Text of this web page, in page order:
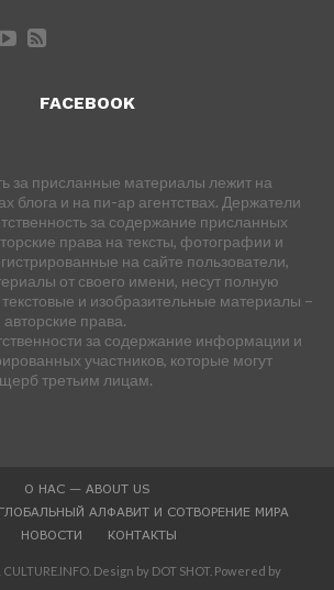
FACEBOOK
за присланные материалы лежит на
блога и на пи-ар агентствах. Держатели
за содержание присланных
права на тексты, фотографии и
на сайте пользователи,
от своего имени, несут полную
текстовые и изобразительные материалы –
права.
за содержание информации и
участников, которые могут
третьим лицам.
О НАС — ABOUT US
ГЛОБАЛЬНЫЙ АЛФАВИТ И СОТВОРЕНИЕ МИРА
НОВОСТИ
КОНТАКТЫ
Design by DOT SHOT. Powered by